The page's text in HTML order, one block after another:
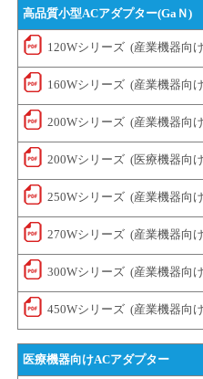
高品質小型ACアダプター(GaＮ)
120Wシリーズ (産業機器向
160Wシリーズ (産業機器向
200Wシリーズ (産業機器向
200Wシリーズ (医療機器向
250Wシリーズ (産業機器向
270Wシリーズ (産業機器向
300Wシリーズ (産業機器向
450Wシリーズ (産業機器向
医療機器向けACアダプター